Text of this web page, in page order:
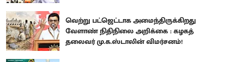
வெற்று பட்ஜெட்டாக அமைந்திருக்கிறது
வேளாண் நிதிநிலை அறிக்கை : கழகத்
தலைவர் மு.க.ஸ்டாலின் விமர்சனம்!